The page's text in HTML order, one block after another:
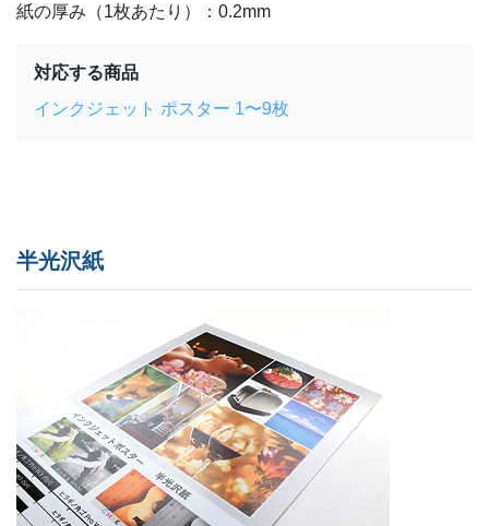
紙の厚み（1枚あたり）：0.2mm
対応する商品
インクジェット ポスター 1〜9枚
半光沢紙